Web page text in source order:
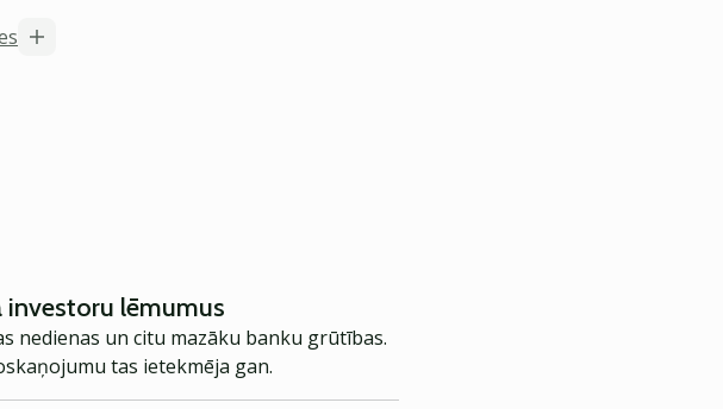
investoru lēmumus
nedienas un citu mazāku banku grūtības.
tas ietekmēja gan.